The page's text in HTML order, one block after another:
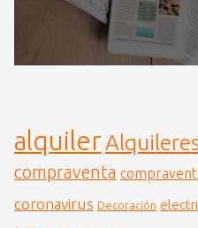
alquiler
compraventa
coronavirus Decoración